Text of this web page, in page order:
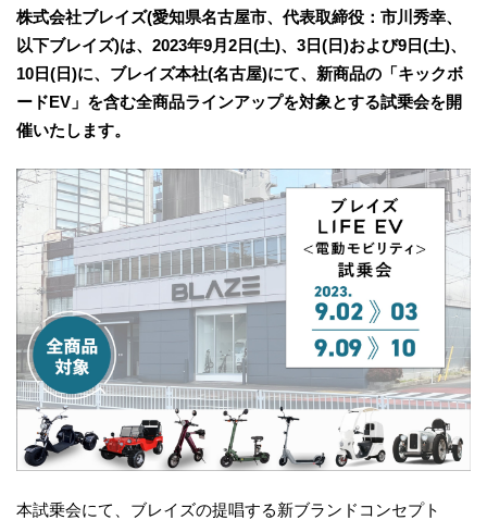
株式会社ブレイズ(愛知県名古屋市、代表取締役：市川秀幸、
以下ブレイズ)は、2023年9⽉2⽇(土)、3⽇(日)および9日(土)、
10日(日)に、ブレイズ本社(名古屋)にて、新商品の「キックボ
ードEV」を含む全商品ラインアップを対象とする試乗会を開
催いたします。
本試乗会にて、ブレイズの提唱する新ブランドコンセプト